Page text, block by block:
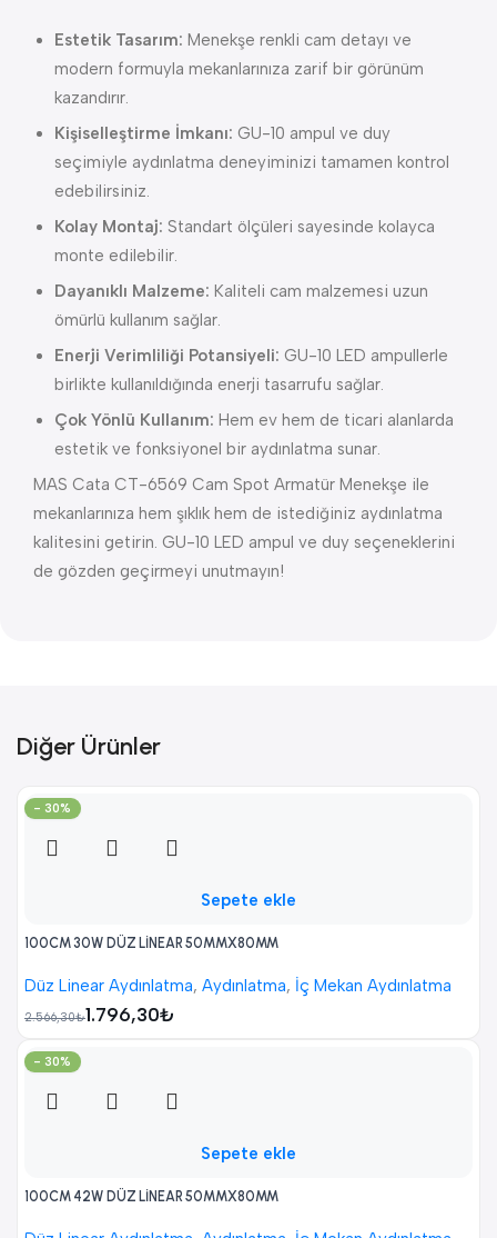
Estetik Tasarım: Menekşe renkli cam detayı ve
modern formuyla mekanlarınıza zarif bir görünüm
kazandırır.
Kişiselleştirme İmkanı: GU-10 ampul ve duy
seçimiyle aydınlatma deneyiminizi tamamen kontrol
edebilirsiniz.
Kolay Montaj: Standart ölçüleri sayesinde kolayca
monte edilebilir.
Dayanıklı Malzeme: Kaliteli cam malzemesi uzun
ömürlü kullanım sağlar.
Enerji Verimliliği Potansiyeli: GU-10 LED ampullerle
birlikte kullanıldığında enerji tasarrufu sağlar.
Çok Yönlü Kullanım: Hem ev hem de ticari alanlarda
estetik ve fonksiyonel bir aydınlatma sunar.
MAS Cata CT-6569 Cam Spot Armatür Menekşe ile
mekanlarınıza hem şıklık hem de istediğiniz aydınlatma
kalitesini getirin. GU-10 LED ampul ve duy seçeneklerini
de gözden geçirmeyi unutmayın!
Diğer Ürünler
- 30%
Sepete ekle
100CM 30W DÜZ LİNEAR 50MMX80MM
Düz Linear Aydınlatma, Aydınlatma, İç Mekan Aydınlatma
2.566,30₺1.796,30₺
- 30%
Sepete ekle
100CM 42W DÜZ LİNEAR 50MMX80MM